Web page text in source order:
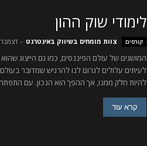
לימודי שוק ההון
קורסים צוות מומחים בשיווק באינטרנט - דצמבר 12, 2024
המושגים של עולם הפיננסים, כמו גם הייצוג
לעיתים עלולים לגרום לנו להרגיש שמדובר
להיות חלק ממנו, אך ההפך הוא הנכון. עם
קרא עוד